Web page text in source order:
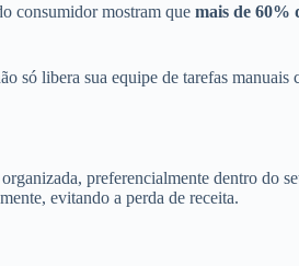
consumidor mostram que mais de 60%
libera sua equipe de tarefas
preferencialmente dentro do
evitando a perda de receita.